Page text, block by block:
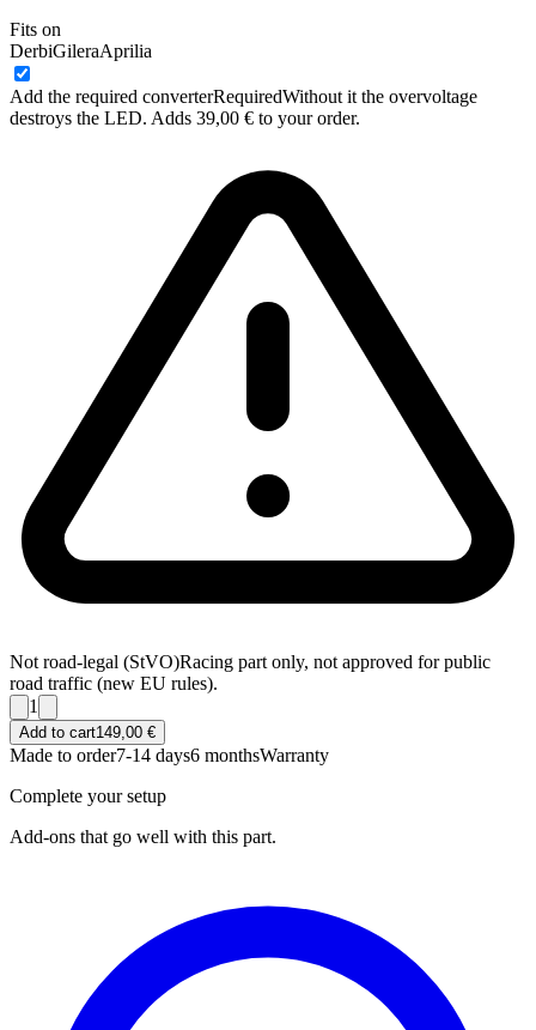
Fits on
DerbiGileraAprilia
Add the required converterRequiredWithout it the overvoltage
destroys the LED. Adds 39,00 € to your order.
Not road-legal (StVO)Racing part only, not approved for public
road traffic (new EU rules).
1
Add to cart149,00 €
Made to order7-14 days6 monthsWarranty
Complete your setup
Add-ons that go well with this part.